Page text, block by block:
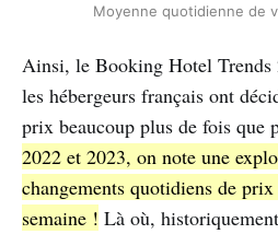
Moyenne quotidienne de
Ainsi, le Booking Hotel Trends
les hébergeurs français ont
prix beaucoup plus de fois que
2022 et 2023, on note une
changements quotidiens de
semaine ! Là où,